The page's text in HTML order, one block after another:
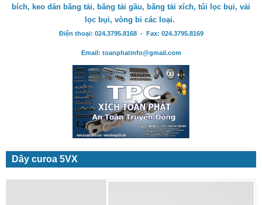
bích, keo dán băng tải, băng tải gầu, băng tải xích, túi lọc bụi, vải
lọc bụi, vòng bi các loại.
Điện thoại: 024.3795.8168 - Fax: 024.3795.8169
Email: toanphatinfo@gmail.com
Dây curoa 5VX